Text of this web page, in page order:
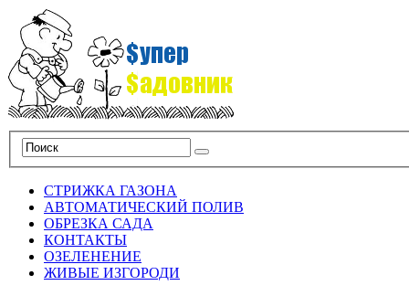
СТРИЖКА ГАЗОНА
АВТОМАТИЧЕСКИЙ ПОЛИВ
ОБРЕЗКА САДА
КОНТАКТЫ
ОЗЕЛЕНЕНИЕ
ЖИВЫЕ ИЗГОРОДИ